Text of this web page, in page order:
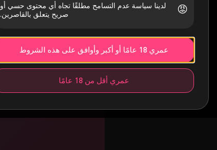
😡
لدينا سياسة عدم التسامح مطلقًا تجاه أي محتوى حسي أو
صريح يتعلق بالقاصرين.
عمري 18 عامًا أو أكبر وأوافق على هذه الشروط
عمري أقل من 18 عامًا